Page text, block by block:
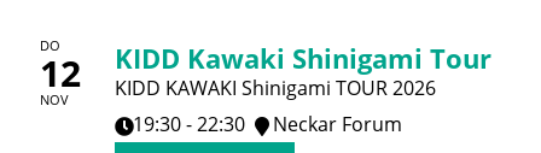
DO
12
NOV
KIDD Kawaki Shinigami Tour
KIDD KAWAKI Shinigami TOUR 2026
19:30 - 22:30
Neckar Forum